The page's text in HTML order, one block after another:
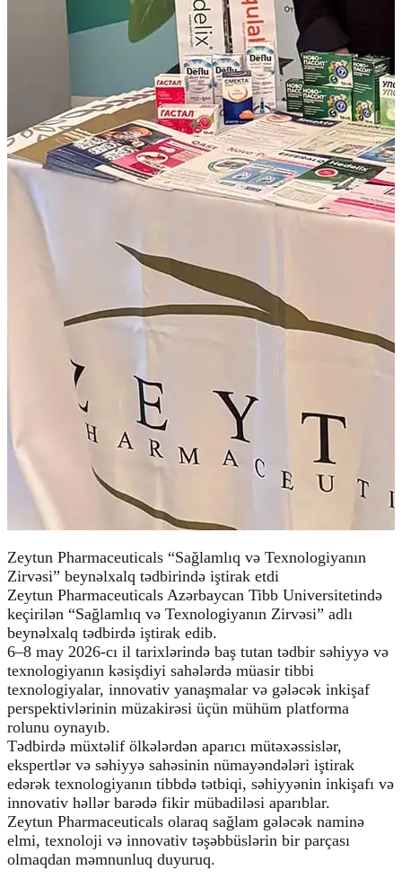
Zeytun Pharmaceuticals “Sağlamlıq və Texnologiyanın
Zirvəsi” beynəlxalq tədbirində iştirak etdi
Zeytun Pharmaceuticals Azərbaycan Tibb Universitetində
keçirilən “Sağlamlıq və Texnologiyanın Zirvəsi” adlı
beynəlxalq tədbirdə iştirak edib.
6–8 may 2026-cı il tarixlərində baş tutan tədbir səhiyyə və
texnologiyanın kəsişdiyi sahələrdə müasir tibbi
texnologiyalar, innovativ yanaşmalar və gələcək inkişaf
perspektivlərinin müzakirəsi üçün mühüm platforma
rolunu oynayıb.
Tədbirdə müxtəlif ölkələrdən aparıcı mütəxəssislər,
ekspertlər və səhiyyə sahəsinin nümayəndələri iştirak
edərək texnologiyanın tibbdə tətbiqi, səhiyyənin inkişafı və
innovativ həllər barədə fikir mübadiləsi aparıblar.
Zeytun Pharmaceuticals olaraq sağlam gələcək naminə
elmi, texnoloji və innovativ təşəbbüslərin bir parçası
olmaqdan məmnunluq duyuruq.